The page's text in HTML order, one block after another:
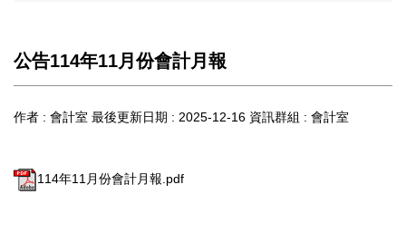
公告114年11月份會計月報
作者 : 會計室 最後更新日期 : 2025-12-16 資訊群組 : 會計室
114年11月份會計月報.pdf